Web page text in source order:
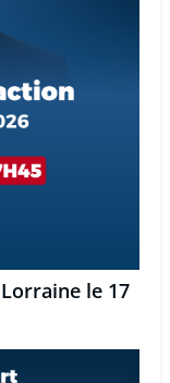
le 17